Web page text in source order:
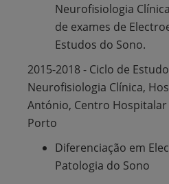
Neurofisiologia
de exames de
Estudos do Sono.
2015-2018 - Ciclo de
Neurofisiologia Clínica,
António, Centro
Porto
Diferenciação em
Patologia do Sono